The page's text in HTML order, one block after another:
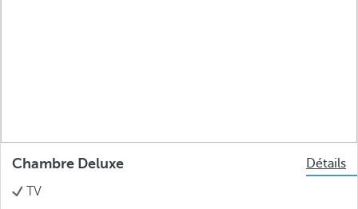
Chambre Deluxe
Détails
TV